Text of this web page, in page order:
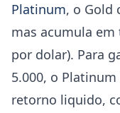
Platinum, o Gold
mas acumula
por dolar). Para
5.000, o
retorno liquido,